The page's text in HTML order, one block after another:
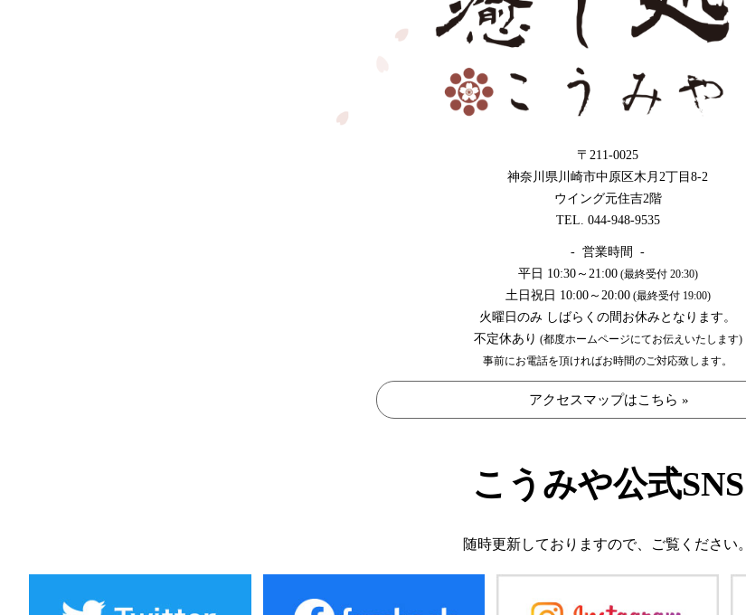
〒211-0025
神奈川県川崎市中原区木月2丁目8-2
ウイング元住吉2階
TEL. 044-948-9535
- 営業時間 -
平日 10:30～21:00(最終受付 20:30)
土日祝日 10:00～20:00(最終受付 19:00)
火曜日のみ しばらくの間お休みとなります。
不定休あり (都度ホームページにてお伝えいたします)
事前にお電話を頂ければお時間のご対応致します。
アクセスマップはこちら »
こうみや公式SNS
随時更新しておりますので、 ご覧ください。